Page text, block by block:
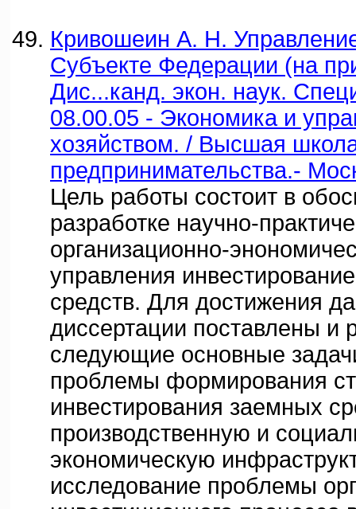
Кривошеин А. Н.
Субъекте Федерации (на
Дис...канд. экон. наук.
08.00.05 - Экономика и
хозяйством. / Высшая
предпринимательства.-
Цель работы состоит в
разработке научно-
организационно-
управления
средств. Для достижения
диссертации поставлены и
следующие основные
проблемы формирования
инвестирования заемных
производственную и
экономическую
исследование проблемы